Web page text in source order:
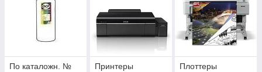
По каталожн. № Принтеры Плоттеры